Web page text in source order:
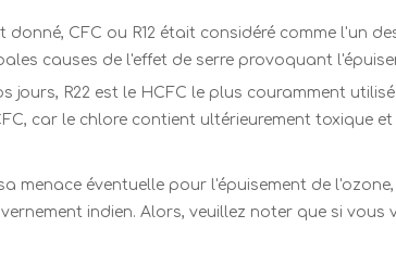
CFC ou R12 était considéré comme l'un
causes de l'effet de serre provoquant
jours, R22 est le HCFC le plus couramment
car le chlore contient ultérieurement toxique
menace éventuelle pour l'épuisement de
indien. Alors, veuillez noter que si